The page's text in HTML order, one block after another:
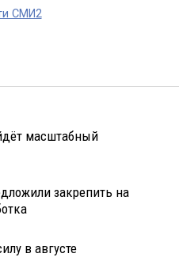
СМИ2
масштабный
закрепить на
в августе